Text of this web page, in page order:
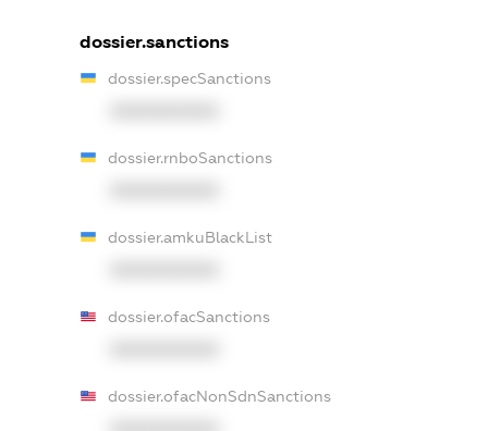
dossier.sanctions
dossier.specSanctions
dossier.rnboSanctions
dossier.amkuBlackList
dossier.ofacSanctions
dossier.ofacNonSdnSanctions